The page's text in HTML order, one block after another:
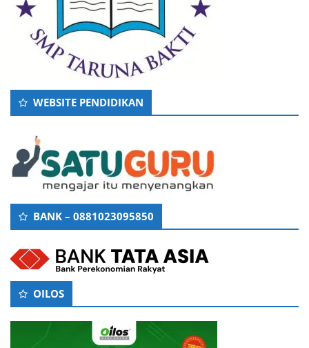
WEBSITE PENDIDIKAN
BANK – 0881023095850
OILOS